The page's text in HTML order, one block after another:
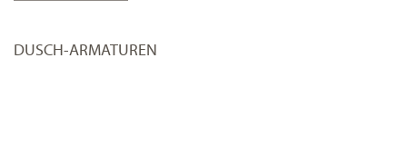
DUSCH-ARMATUREN